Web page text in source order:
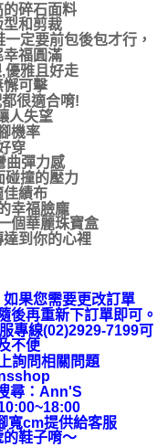
碎石面料
型和剪裁
定要前包後包才行，
幸福圓滿
優雅且好走
懈可擊
很適合唷!
人失望
機率
穿
曲彈力感
碰撞的壓力
佳績布
幸福臉龐
個華麗珠寶盒
到你的心裡
果您需要更改訂單
後再重新下訂單即可。
專線(02)2929-7199可
不便
詢問相關問題
尋：Ann'S
寬cm提供給客服
鞋子唷～